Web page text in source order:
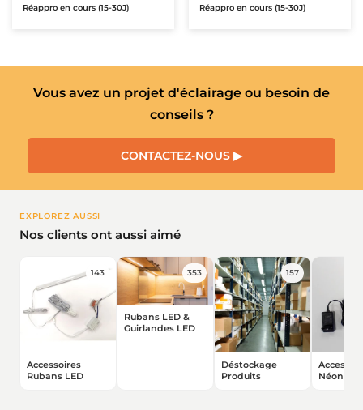
★★★★★
★★★★★ ★★★★★
★★★★★
Réappro en cours (15-30J) Réappro en cours (15-30J)
Vous avez un projet d'éclairage ou besoin de
conseils ?
CONTACTEZ-NOUS ▶
EXPLOREZ AUSSI
Nos clients ont aussi aimé
143
Accessoires
Rubans LED
353
Rubans LED &
Guirlandes LED
157
Déstockage
Produits
Néons